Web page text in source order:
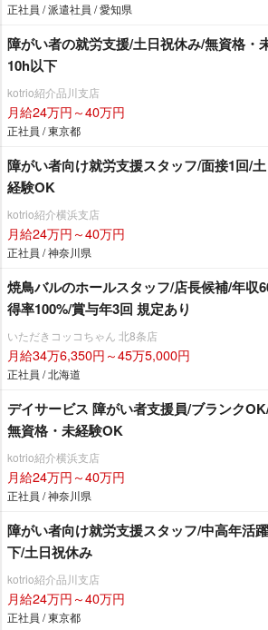
正社員 / 派遣社員 / 愛知県
障がい者の就労支援/土日祝休み/無資格・
10h以下
kotrio紹介品川支店
月給24万円～40万円
正社員 / 東京都
障がい者向け就労支援スタッフ/面接1回/
経験OK
kotrio紹介横浜支店
月給24万円～40万円
正社員 / 神奈川県
焼鳥バルのホールスタッフ/店長候補/年収
得率100%/賞与年3回 規定あり
いただきコッコちゃん 北8条店
月給34万6,350円～45万5,000円
正社員 / 北海道
デイサービス 障がい者支援員/ブランク
無資格・未経験OK
kotrio紹介横浜支店
月給24万円～40万円
正社員 / 神奈川県
障がい者向け就労支援スタッフ/中高年活
下/土日祝休み
kotrio紹介品川支店
月給24万円～40万円
正社員 / 東京都